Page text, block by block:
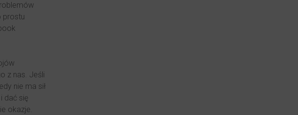
prostu
z nas. Jeśli
nie ma sił
dać się
okazje.